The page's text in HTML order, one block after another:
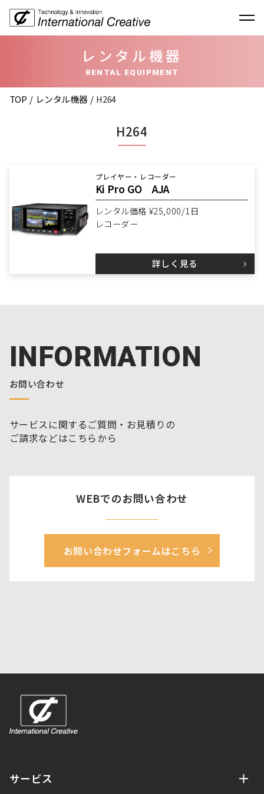
レンタル機器
RENTAL EQUIPMENT
TOP レンタル機器 H264
H264
プレイヤー・レコーダー
Ki Pro GO AJA
レンタル価格 ¥25,000/1日
レコーダー
詳しく見る
INFORMATION
お問い合わせ
サービスに関するご質問・お見積りの
ご請求などはこちらから
WEBでのお問い合わせ
お問い合わせフォームはこちら
サービス